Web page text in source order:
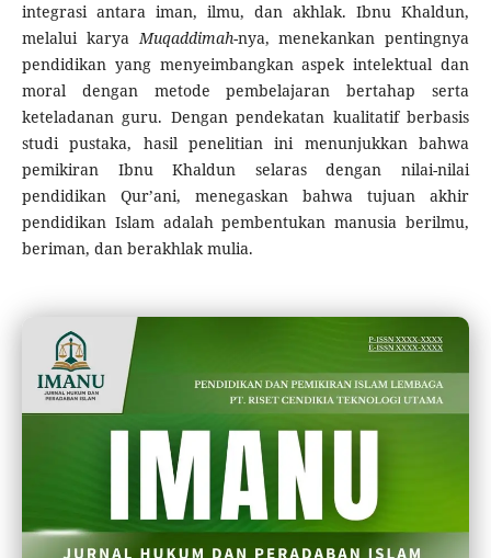
integrasi antara iman, ilmu, dan akhlak. Ibnu Khaldun,
melalui karyaMuqaddimah-nya, menekankan pentingnya
pendidikan yang menyeimbangkan aspek intelektual dan
moral dengan metode pembelajaran bertahap serta
keteladanan guru. Dengan pendekatan kualitatif berbasis
studi pustaka, hasil penelitian ini menunjukkan bahwa
pemikiran Ibnu Khaldun selaras dengan nilai-nilai
pendidikan Qur’ani, menegaskan bahwa tujuan akhir
pendidikan Islam adalah pembentukan manusia berilmu,
beriman, dan berakhlak mulia.